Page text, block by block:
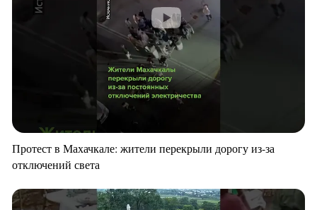
Протест в Махачкале: жители перекрыли дорогу из-за
отключений света